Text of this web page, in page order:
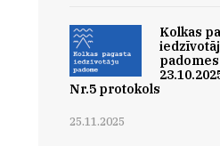
Kolkas
padomes
Nr.5 protokols
25.11.2025